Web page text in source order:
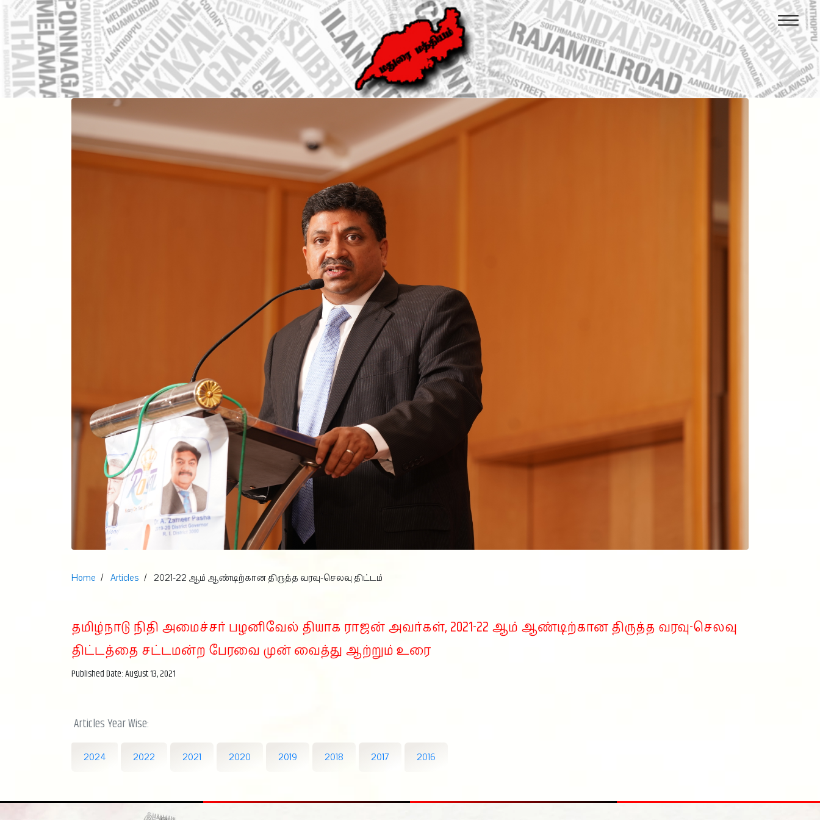
Home Articles 2021-22 ஆம் ஆண்டிற்கான திருத்த வரவு-செலவு திட்டம்
தமிழ்நாடு நிதி அமைச்சர் பழனிவேல் தியாக ராஜன் அவர்கள், 2021-22 ஆம் ஆண்டிற்கான திருத்த வரவு-செலவு
திட்டத்தை சட்டமன்ற பேரவை முன் வைத்து ஆற்றும் உரை
Published Date: August 13, 2021
Articles Year Wise:
2024 2022 2021 2020 2019 2018 2017 2016